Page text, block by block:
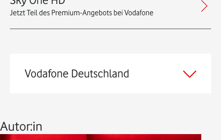
Jetzt Teil des Premium-Angebots bei Vodafone
Vodafone Deutschland
Autor:in